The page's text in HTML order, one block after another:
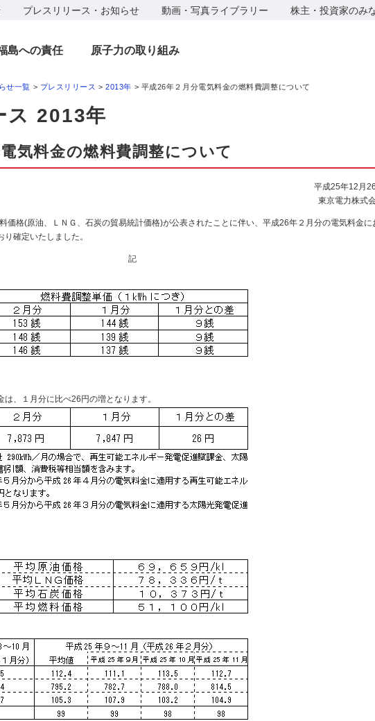
プレスリリース・お知らせ 動画・写真ライブラリー 株主・投資家のみ
島への責任 原子力の取り組み
せ一覧 > プレスリリース >2013年 > 平成26年２月分電気料金の燃料費調整について
ス 2013年
気料金の燃料費調整について
平成25年12月
東京電力株式
価格(原油、ＬＮＧ、石炭の貿易統計価格)が公表されたことに伴い、平成26年２月分の電気料金に
確定いたしました。
記
、１月分に比べ26円の増となります。